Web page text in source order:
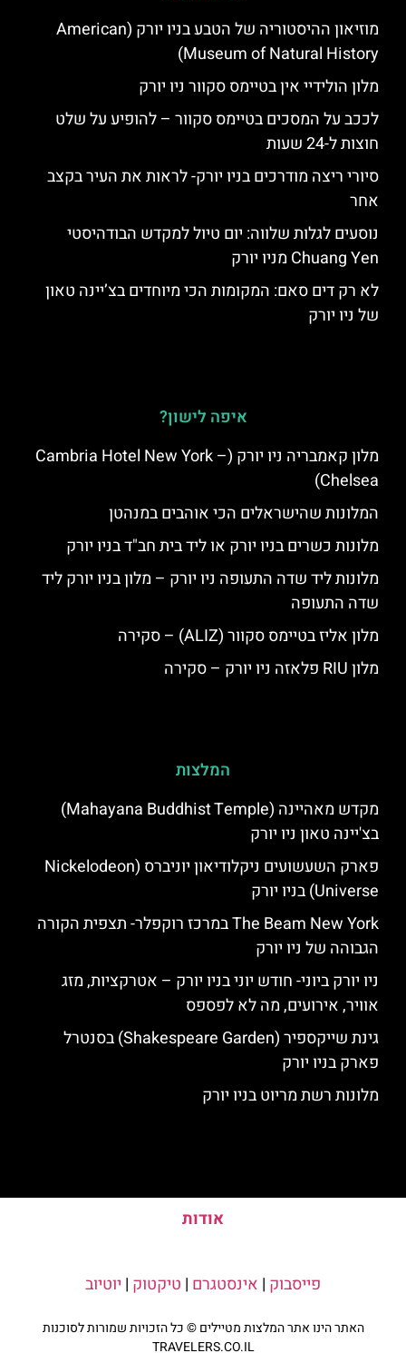
מוזיאון ההיסטוריה של הטבע בניו יורק (American
Museum of Natural History)
מלון הולידיי אין בטיימס סקוור ניו יורק
לככב על המסכים בטיימס סקוור – להופיע על שלט
חוצות ל-24 שעות
סיורי ריצה מודרכים בניו יורק- לראות את העיר בקצב
אחר
נוסעים לגלות שלווה: יום טיול למקדש הבודהיסטי
Chuang Yen מניו יורק
לא רק דים סאם: המקומות הכי מיוחדים בצ’יינה טאון
של ניו יורק
איפה לישון?
מלון קאמבריה ניו יורק (Cambria Hotel New York –
Chelsea)
המלונות שהישראלים הכי אוהבים במנהטן
מלונות כשרים בניו יורק או ליד בית חב"ד בניו יורק
מלונות ליד שדה התעופה ניו יורק – מלון בניו יורק ליד
שדה התעופה
מלון אליז בטיימס סקוור (ALIZ) – סקירה
מלון RIU פלאזה ניו יורק – סקירה
המלצות
מקדש מאהיינה (Mahayana Buddhist Temple)
בצ'יינה טאון ניו יורק
פארק השעשועים ניקלודיאון יוניברס (Nickelodeon
Universe) בניו יורק
The Beam New York במרכז רוקפלר- תצפית הקורה
הגבוהה של ניו יורק
ניו יורק ביוני- חודש יוני בניו יורק – אטרקציות, מזג
אוויר, אירועים, מה לא לפספס
גינת שייקספיר (Shakespeare Garden) בסנטרל
פארק בניו יורק
מלונות רשת מריוט בניו יורק
אודות
פייסבוק | אינסטגרם | טיקטוק | יוטיוב
האתר הינו אתר המלצות מטיילים © כל הזכויות שמורות לסוכנות
TRAVELERS.CO.IL